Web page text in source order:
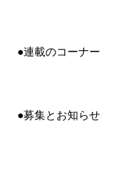
●連載のコーナ
●募集とお知ら